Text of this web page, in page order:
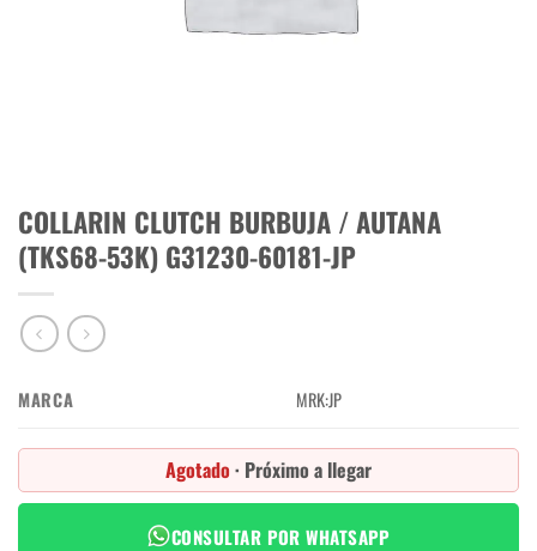
COLLARIN CLUTCH BURBUJA / AUTANA
(TKS68-53K) G31230-60181-JP
MARCA MRK:JP
Agotado · Próximo a llegar
CONSULTAR POR WHATSAPP